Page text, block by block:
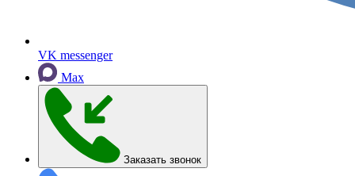
VK messenger
Max
Заказать звонок